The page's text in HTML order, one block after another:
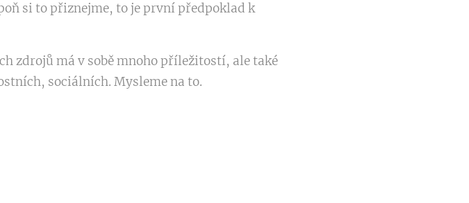
si to přiznejme, to je první předpoklad k
zdrojů má v sobě mnoho příležitostí, ale také
sociálních. Mysleme na to.